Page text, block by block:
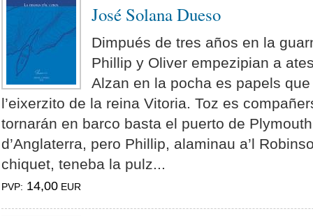
José Solana Dueso
Dimpués de tres años en la
Phillip y Oliver empezipian a
Alzan en la pocha es papels
l’eixerzito de la reina Vitoria. Toz es
tornarán en barco basta el puerto de
d’Anglaterra, pero Phillip, alaminau a’l
chiquet, teneba la pulz...
PVP: 14,00 EUR